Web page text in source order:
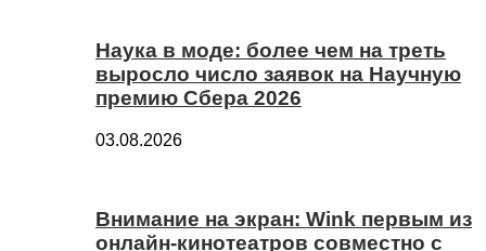
Наука в моде: более чем на треть
выросло число заявок на Научную
премию Сбера 2026
03.08.2026
Внимание на экран: Wink первым из
онлайн-кинотеатров совместно с